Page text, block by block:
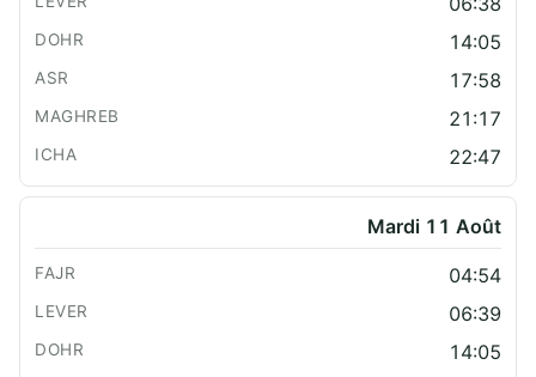
14:05
17:58
21:17
22:47
Mardi 11 Août
04:54
06:39
14:05